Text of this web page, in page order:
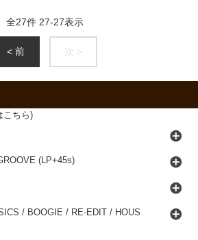
全27件 27-27表示
< 前 次 >
こちら)
(LP+45s)
/ BOOGIE / RE-EDIT / HOUS